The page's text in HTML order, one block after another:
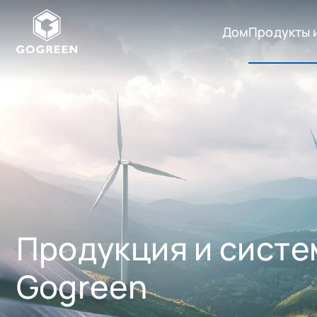
ДомПродукты
Продукты и
Продукция и
Gogreen